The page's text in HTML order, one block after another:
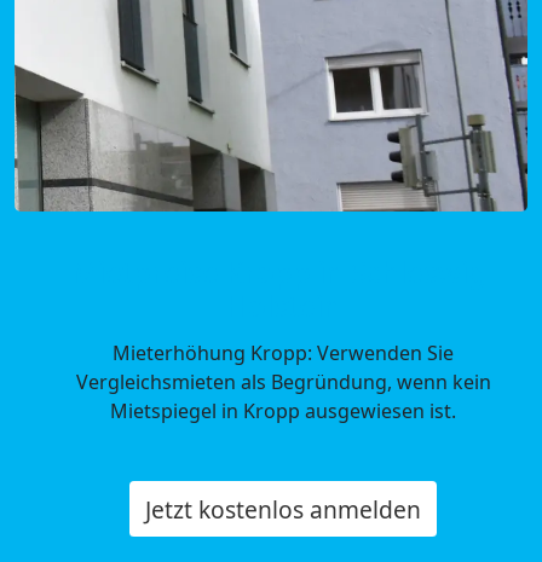
Mieterhöhung Kropp: Verwenden Sie
Vergleichsmieten als Begründung, wenn kein
Mietspiegel in Kropp ausgewiesen ist.
Jetzt kostenlos anmelden